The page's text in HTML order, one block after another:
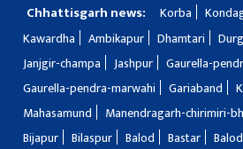
Chhattisgarh news: Korba
Kawardha
Ambikapur Dhamtari Durg
Janjgir-champa
Jashpur
Gaurella-
Gaurella-pendra-marwahi
Gariaband
Mahasamund
Manendragarh-chirimiri-
Bijapur
Bilaspur Balod Bastar